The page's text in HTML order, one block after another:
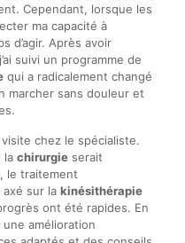
Cependant, lorsque les
ma capacité à
d’agir. Après avoir
suivi un programme de
qui a radicalement changé
marcher sans douleur et
chez le spécialiste.
la chirurgieserait
le traitement
sur la kinésithérapie
ont été rapides. En
une amélioration